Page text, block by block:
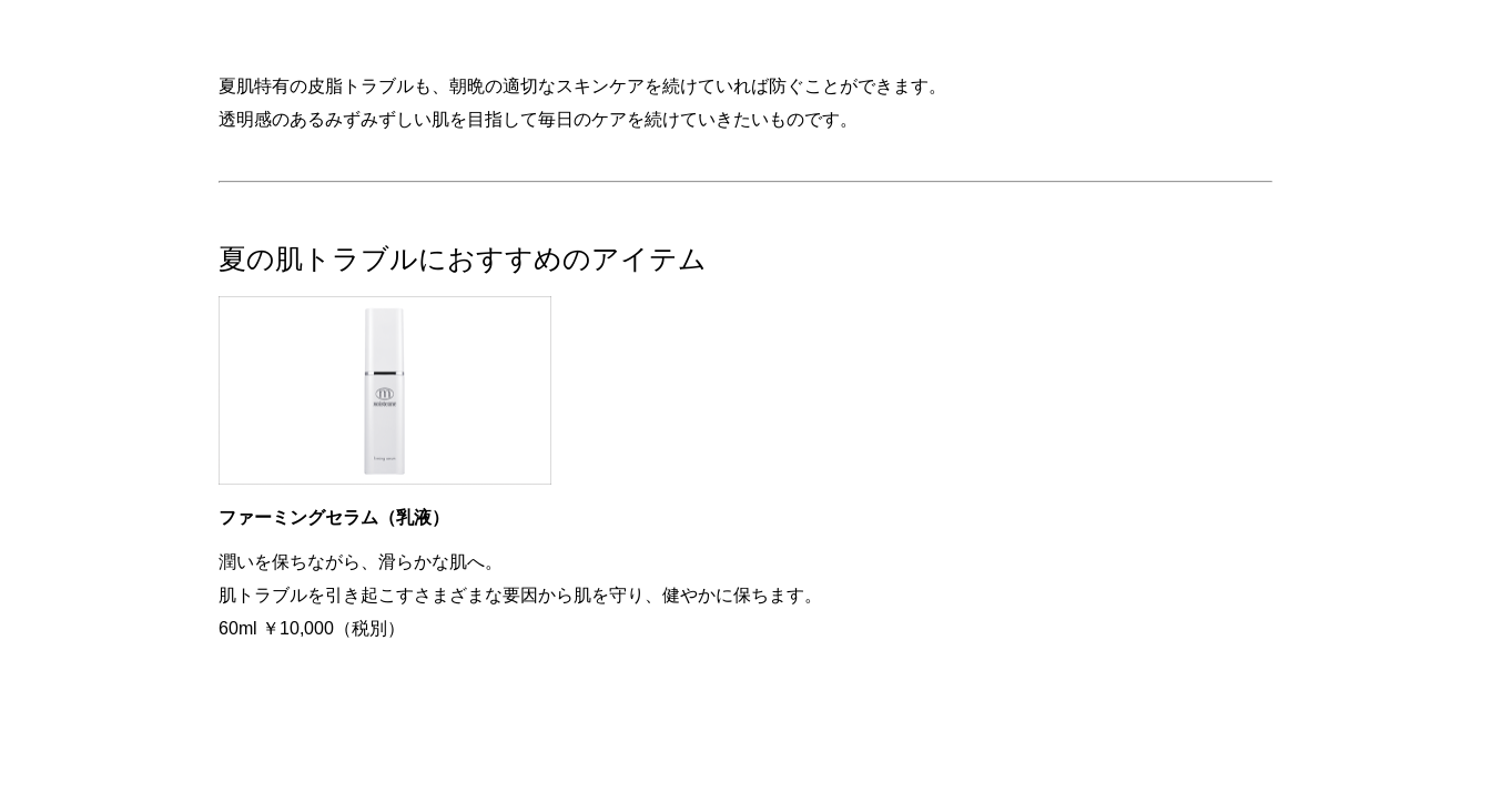
夏肌特有の皮脂トラブルも、朝晩の適切なスキンケアを続けていれば防ぐことができます。
透明感のあるみずみずしい肌を目指して毎日のケアを続けていきたいものです。
夏の肌トラブルにおすすめのアイテム
ファーミングセラム（乳液）
潤いを保ちながら、滑らかな肌へ。
肌トラブルを引き起こすさまざまな要因から肌を守り、健やかに保ちます。
60ml ￥10,000（税別）